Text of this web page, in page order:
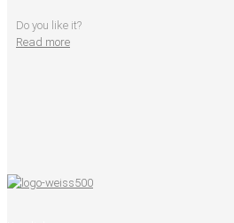
Do you like it?
Read more